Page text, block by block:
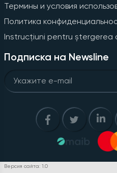
Термины и условия
Политика
Instrucțiuni pentru ștergerea
Подписка на Newsline
Версия сайта: 1.0